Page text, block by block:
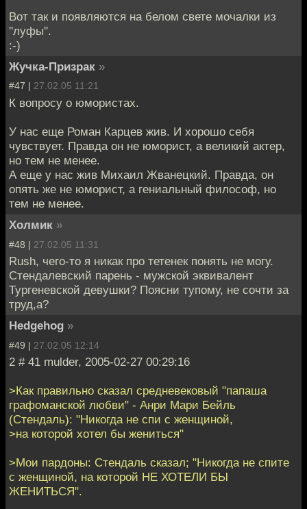
Вот так и появляются на белом свете мочалки из
''луфы''.
:-)
Жучка-Призрак »
#47 | 27.02.05 11:21
К вопросу о юмористах.
У нас еще Роман Карцев жив. И хорошо себя
чувствует. Правда он не юморист, а великий актер,
но тем не менее.
А еще у нас жив Михаил Жванецкий. Правда, он
опять же не юморист, а гениальный философ, но
тем не менее.
Холмик »
#48 | 27.02.05 11:31
Rush, чего-то я никак про тетенек понять не могу.
Стендалевский парень - мужской эквивалент
Тургеневской девушки? Поясни тупому, не сочти за
труд,а?
Hedgehog »
#49 | 27.02.05 12:14
2 # 41 mulder, 2005-02-27 00:29:16
>Как правильно сказал средневековый "папаша
графоманской любви" - Анри Мари Бейль
(Стендаль): "Никогда не спи с женщиной,
>на которой хотел бы жениться"
>Мои пардоны: Стендаль сказал; "Никогда не спите
с женщиной, на которой НЕ ХОТЕЛИ БЫ
ЖЕНИТЬСЯ".